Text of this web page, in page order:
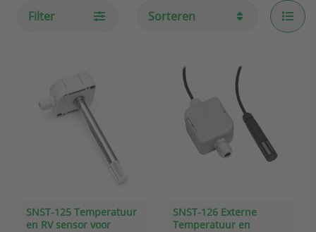
Filter Sorteren
SNST-125 Temperatuur
en RV sensor voor
SNST-126 Externe
Temperatuur en